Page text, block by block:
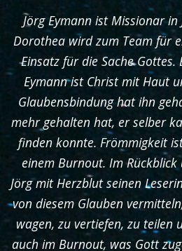
Jörg Eymann ist Missionar in
Dorothea wird zum Team für
Einsatz für die Sache Gottes.
Eymann ist Christ mit Haut
Glaubensbindung hat ihn
mehr gehalten hat, er selber
finden konnte. Frömmigkeit
einem Burnout. Im
Jörg mit Herzblut seinen
von diesem Glauben
wagen, zu vertiefen, zu teilen
auch im Burnout, was Gott